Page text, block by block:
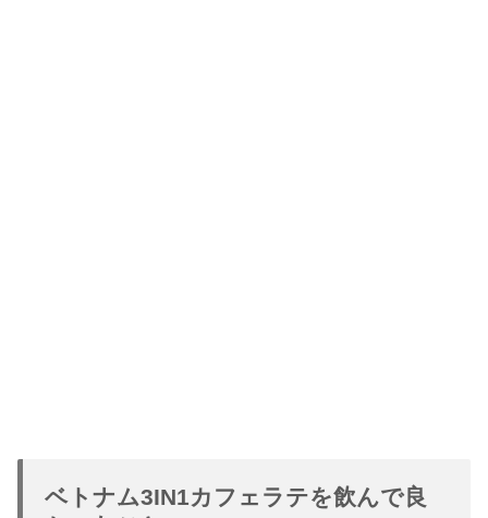
ベトナム3IN1カフェラテを飲んで良